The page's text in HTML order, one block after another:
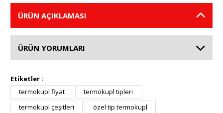
ÜRÜN AÇIKLAMASI
ÜRÜN YORUMLARI
Etiketler :
termokupl fiyat
termokupl tipleri
termokupl çeşitleri
özel tip termokupl